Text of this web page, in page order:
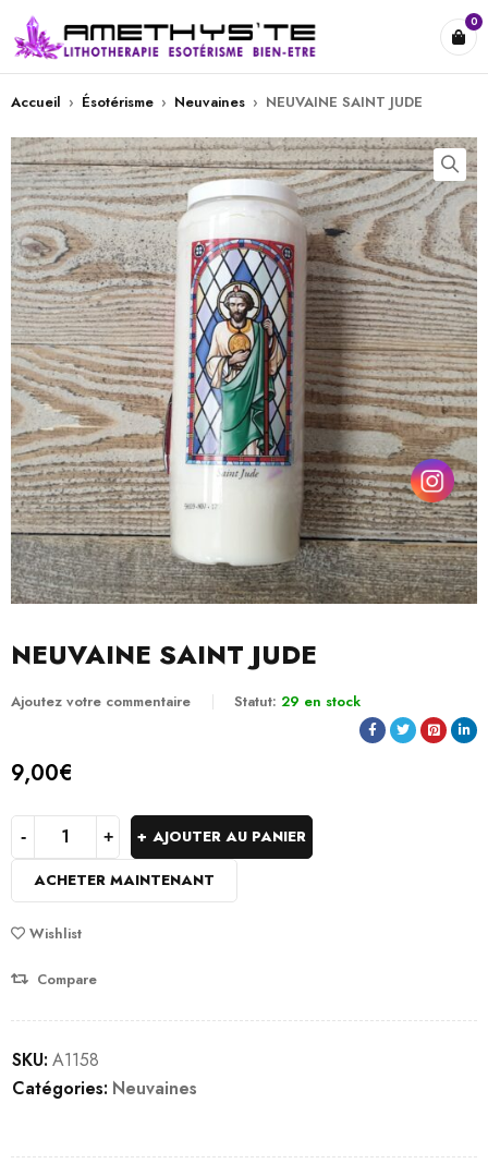
0
Accueil › Ésotérisme › Neuvaines › NEUVAINE SAINT JUDE
NEUVAINE SAINT JUDE
Ajoutez votre commentaire Statut: 29 en stock
9,00€
AJOUTER AU PANIER
ACHETER MAINTENANT
Wishlist
Compare
SKU: A1158
Catégories: Neuvaines